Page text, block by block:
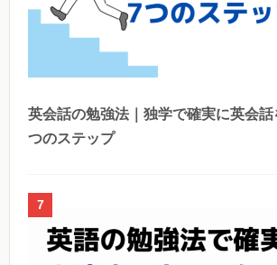
英会話の勉強法｜独学で確実に英会
つのステップ
7